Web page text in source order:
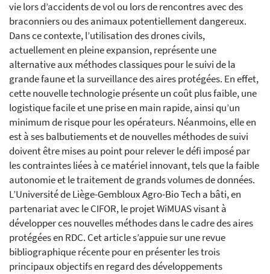
vie lors d’accidents de vol ou lors de rencontres avec des
braconniers ou des animaux potentiellement dangereux.
Dans ce contexte, l’utilisation des drones civils,
actuellement en pleine expansion, représente une
alternative aux méthodes classiques pour le suivi de la
grande faune et la surveillance des aires protégées. En effet,
cette nouvelle technologie présente un coût plus faible, une
logistique facile et une prise en main rapide, ainsi qu’un
minimum de risque pour les opérateurs. Néanmoins, elle en
est à ses balbutiements et de nouvelles méthodes de suivi
doivent être mises au point pour relever le défi imposé par
les contraintes liées à ce matériel innovant, tels que la faible
autonomie et le traitement de grands volumes de données.
L’Université de Liège-Gembloux Agro-Bio Tech a bâti, en
partenariat avec le CIFOR, le projet WiMUAS visant à
développer ces nouvelles méthodes dans le cadre des aires
protégées en RDC. Cet article s’appuie sur une revue
bibliographique récente pour en présenter les trois
principaux objectifs en regard des développements